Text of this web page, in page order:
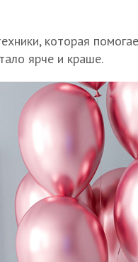
которая
ярче и краше.